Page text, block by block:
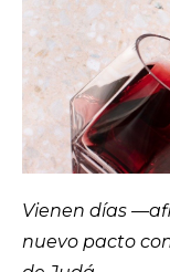
Vienen días
nuevo pacto